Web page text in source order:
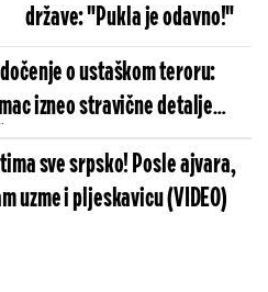
države: "Pukla je odavno!"
o ustaškom teroru:
izneo stravične detalje
godine pakla i kolona
sve srpsko! Posle ajvara,
uzme i pljeskavicu (VIDEO)